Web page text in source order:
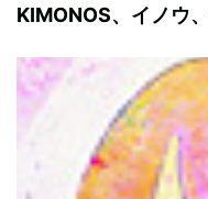
KIMONOS、イノウ